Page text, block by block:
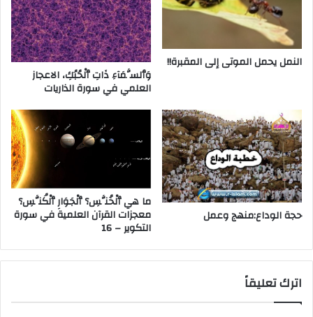
النمل يحمل الموتى إلى المقبرة!!
وَٱلسَّمَآءِ ذَاتِ ٱلْحُبُكِ، الاعجاز
العلمي في سورة الذاريات
حجة الوداع:منهج وعمل
ما هي ٱلْخُنَّسِ؟ ٱلْجَوَارِ ٱلْكُنَّسِ؟
معجزات القرآن العلمية في سورة
التكوير – 16
اترك تعليقاً